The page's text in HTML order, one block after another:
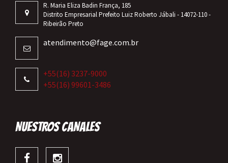
R. Maria Eliza Badin França, 185
Distrito Empresarial Prefeito Luiz Roberto Jábali - 14072-110 -
Ribeirão Preto
atendimento@fage.com.br
+55(16) 3237-9000
+55(16) 99601-3486
NUESTROS CANALES